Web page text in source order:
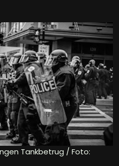
Tankbetrug / Foto: